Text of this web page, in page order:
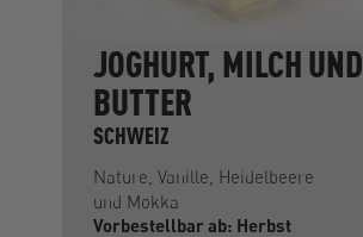
JOGHURT, MILCH UND
BUTTER
SCHWEIZ
Nature, Vanille, Heidelbeere
und Mokka
Vorbestellbar ab: Herbst